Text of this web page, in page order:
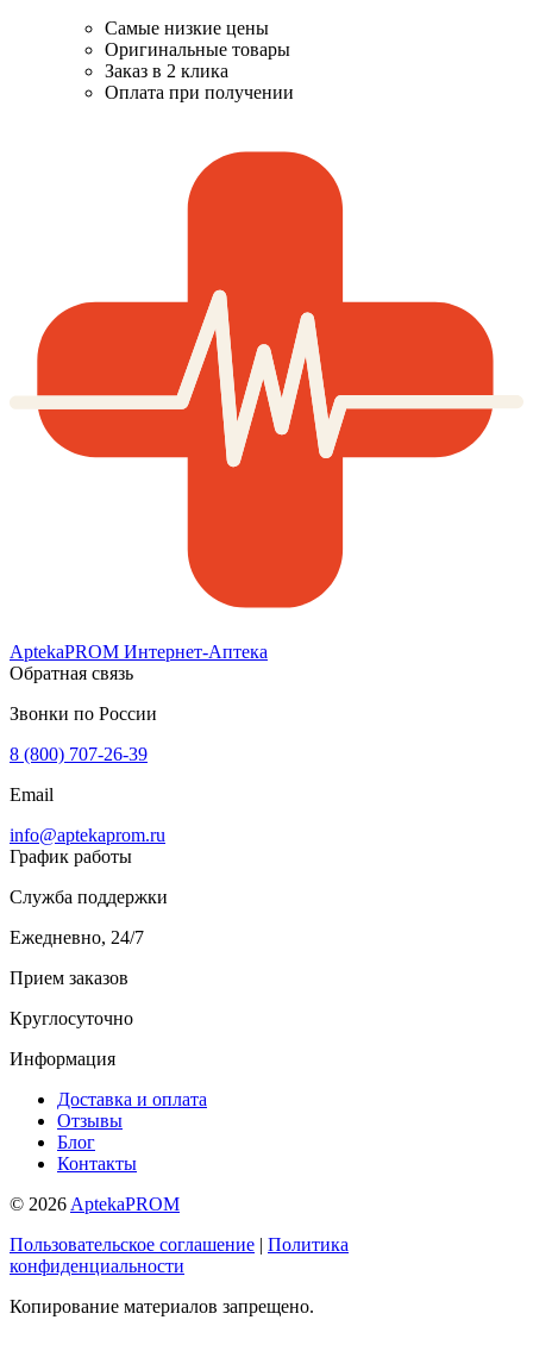
Самые низкие цены
Оригинальные товары
Заказ в 2 клика
Оплата при получении
AptekaPROM Интернет-Аптека
Обратная связь
Звонки по России
8 (800) 707-26-39
Email
info@aptekaprom.ru
График работы
Служба поддержки
Ежедневно, 24/7
Прием заказов
Круглосуточно
Информация
Доставка и оплата
Отзывы
Блог
Контакты
© 2026 AptekaPROM
Пользовательское соглашение | Политика
конфиденциальности
Копирование материалов запрещено.